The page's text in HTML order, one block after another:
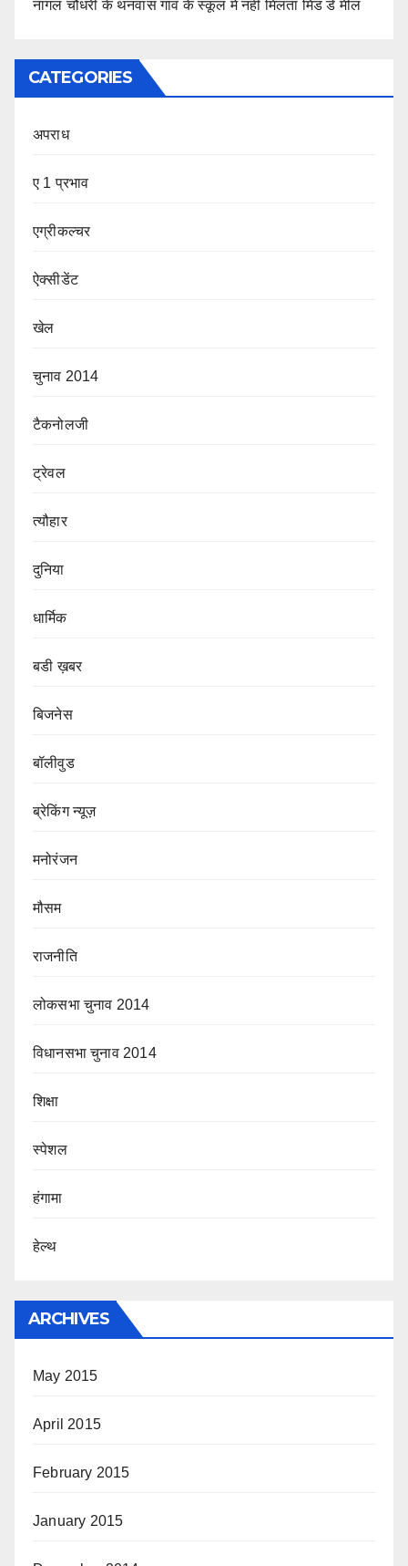
नांगल चौधरी के थनवास गांव के स्कूल में नहीं मिलता मिड डे मील
CATEGORIES
अपराध
ए 1 प्रभाव
एग्रीकल्चर
ऐक्सीडेंट
खेल
चुनाव 2014
टैकनोलजी
ट्रेवल
त्यौहार
दुनिया
धार्मिक
बडी ख़बर
बिजनेस
बॉलीवुड
ब्रेकिंग न्यूज़
मनोरंजन
मौसम
राजनीति
लोकसभा चुनाव 2014
विधानसभा चुनाव 2014
शिक्षा
स्पेशल
हंगामा
हेल्थ
ARCHIVES
May 2015
April 2015
February 2015
January 2015